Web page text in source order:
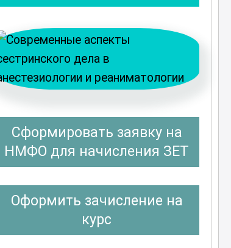
Сформировать заявку на
НМФО для начисления ЗЕТ
Оформить зачисление на
курс